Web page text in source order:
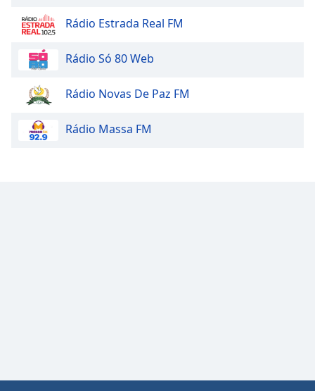
Size
Family
Rádio Estrada Real FM
Rádio Só 80 Web
Rádio Novas De Paz FM
Rádio Massa FM